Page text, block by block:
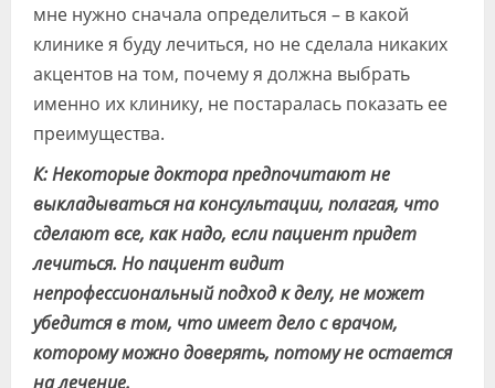
мне нужно сначала определиться – в какой
клинике я буду лечиться, но не сделала никаких
акцентов на том, почему я должна выбрать
именно их клинику, не постаралась показать ее
преимущества.
К: Некоторые доктора предпочитают не
выкладываться на консультации, полагая, что
сделают все, как надо, если пациент придет
лечиться. Но пациент видит
непрофессиональный подход к делу, не может
убедится в том, что имеет дело с врачом,
которому можно доверять, потому не остается
на лечение.